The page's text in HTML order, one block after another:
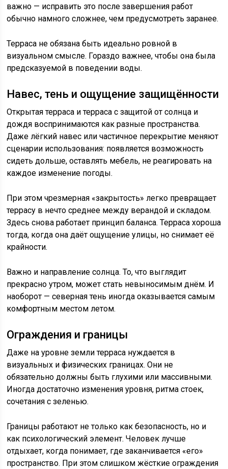
важно — исправить это после завершения работ
обычно намного сложнее, чем предусмотреть заранее.
Терраса не обязана быть идеально ровной в
визуальном смысле. Гораздо важнее, чтобы она была
предсказуемой в поведении воды.
Навес, тень и ощущение защищённости
Открытая терраса и терраса с защитой от солнца и
дождя воспринимаются как разные пространства.
Даже лёгкий навес или частичное перекрытие меняют
сценарии использования: появляется возможность
сидеть дольше, оставлять мебель, не реагировать на
каждое изменение погоды.
При этом чрезмерная «закрытость» легко превращает
террасу в нечто среднее между верандой и складом.
Здесь снова работает принцип баланса. Терраса хороша
тогда, когда она даёт ощущение улицы, но снимает её
крайности.
Важно и направление солнца. То, что выглядит
прекрасно утром, может стать невыносимым днём. И
наоборот — северная тень иногда оказывается самым
комфортным местом летом.
Ограждения и границы
Даже на уровне земли терраса нуждается в
визуальных и физических границах. Они не
обязательно должны быть глухими или массивными.
Иногда достаточно изменения уровня, ритма стоек,
сочетания с зеленью.
Границы работают не только как безопасность, но и
как психологический элемент. Человек лучше
отдыхает, когда понимает, где заканчивается «его»
пространство. При этом слишком жёсткие ограждения